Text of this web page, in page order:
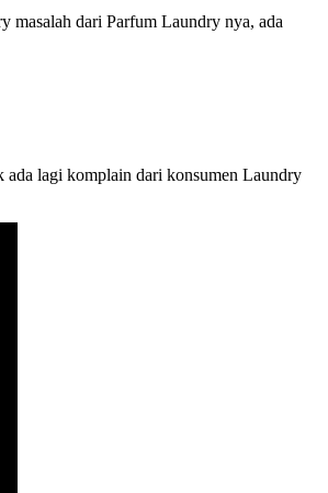
masalah dari Parfum Laundry nya, ada
ada lagi komplain dari konsumen Laundry